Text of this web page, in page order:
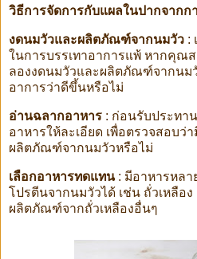
วิธีการจัดการกับแผลในปากจากก
งดนมวัวและผลิตภัณฑ์จากนมวัว :
ในการบรรเทาอาการแพ้ หากคุณ
ลองงดนมวัวและผลิตภัณฑ์จากนม
อาการว่าดีขึ้นหรือไม่
อ่านฉลากอาหาร : ก่อนรับประทา
อาหารให้ละเอียด เพื่อตรวจสอบว่
ผลิตภัณฑ์จากนมวัวหรือไม่
เลือกอาหารทดแทน : มีอาหารหล
โปรตีนจากนมวัวได้ เช่น ถั่วเหลือง
ผลิตภัณฑ์จากถั่วเหลืองอื่นๆ